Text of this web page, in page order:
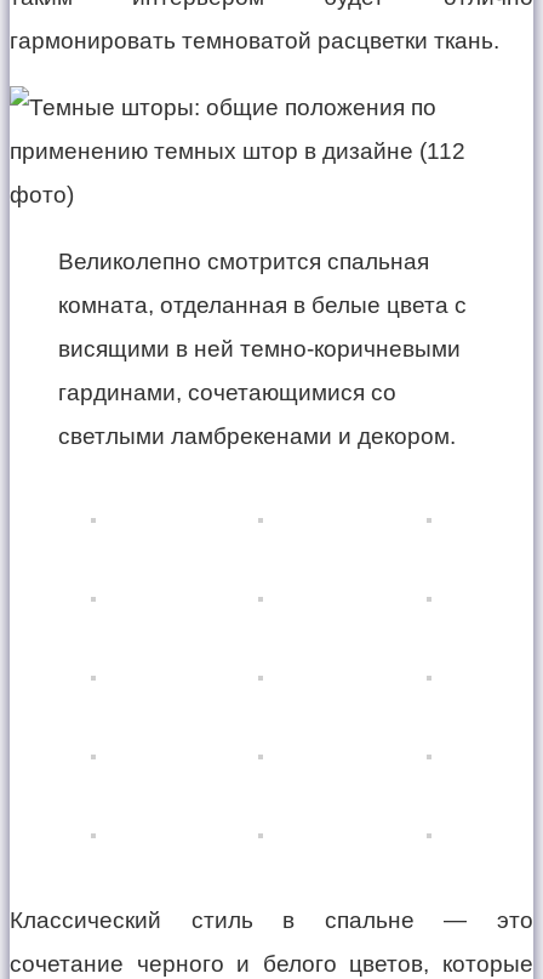
гармонировать темноватой расцветки ткань.
Великолепно смотрится спальная
комната, отделанная в белые цвета с
висящими в ней темно-коричневыми
гардинами, сочетающимися со
светлыми ламбрекенами и декором.
Классический стиль в спальне — это
сочетание черного и белого цветов, которые